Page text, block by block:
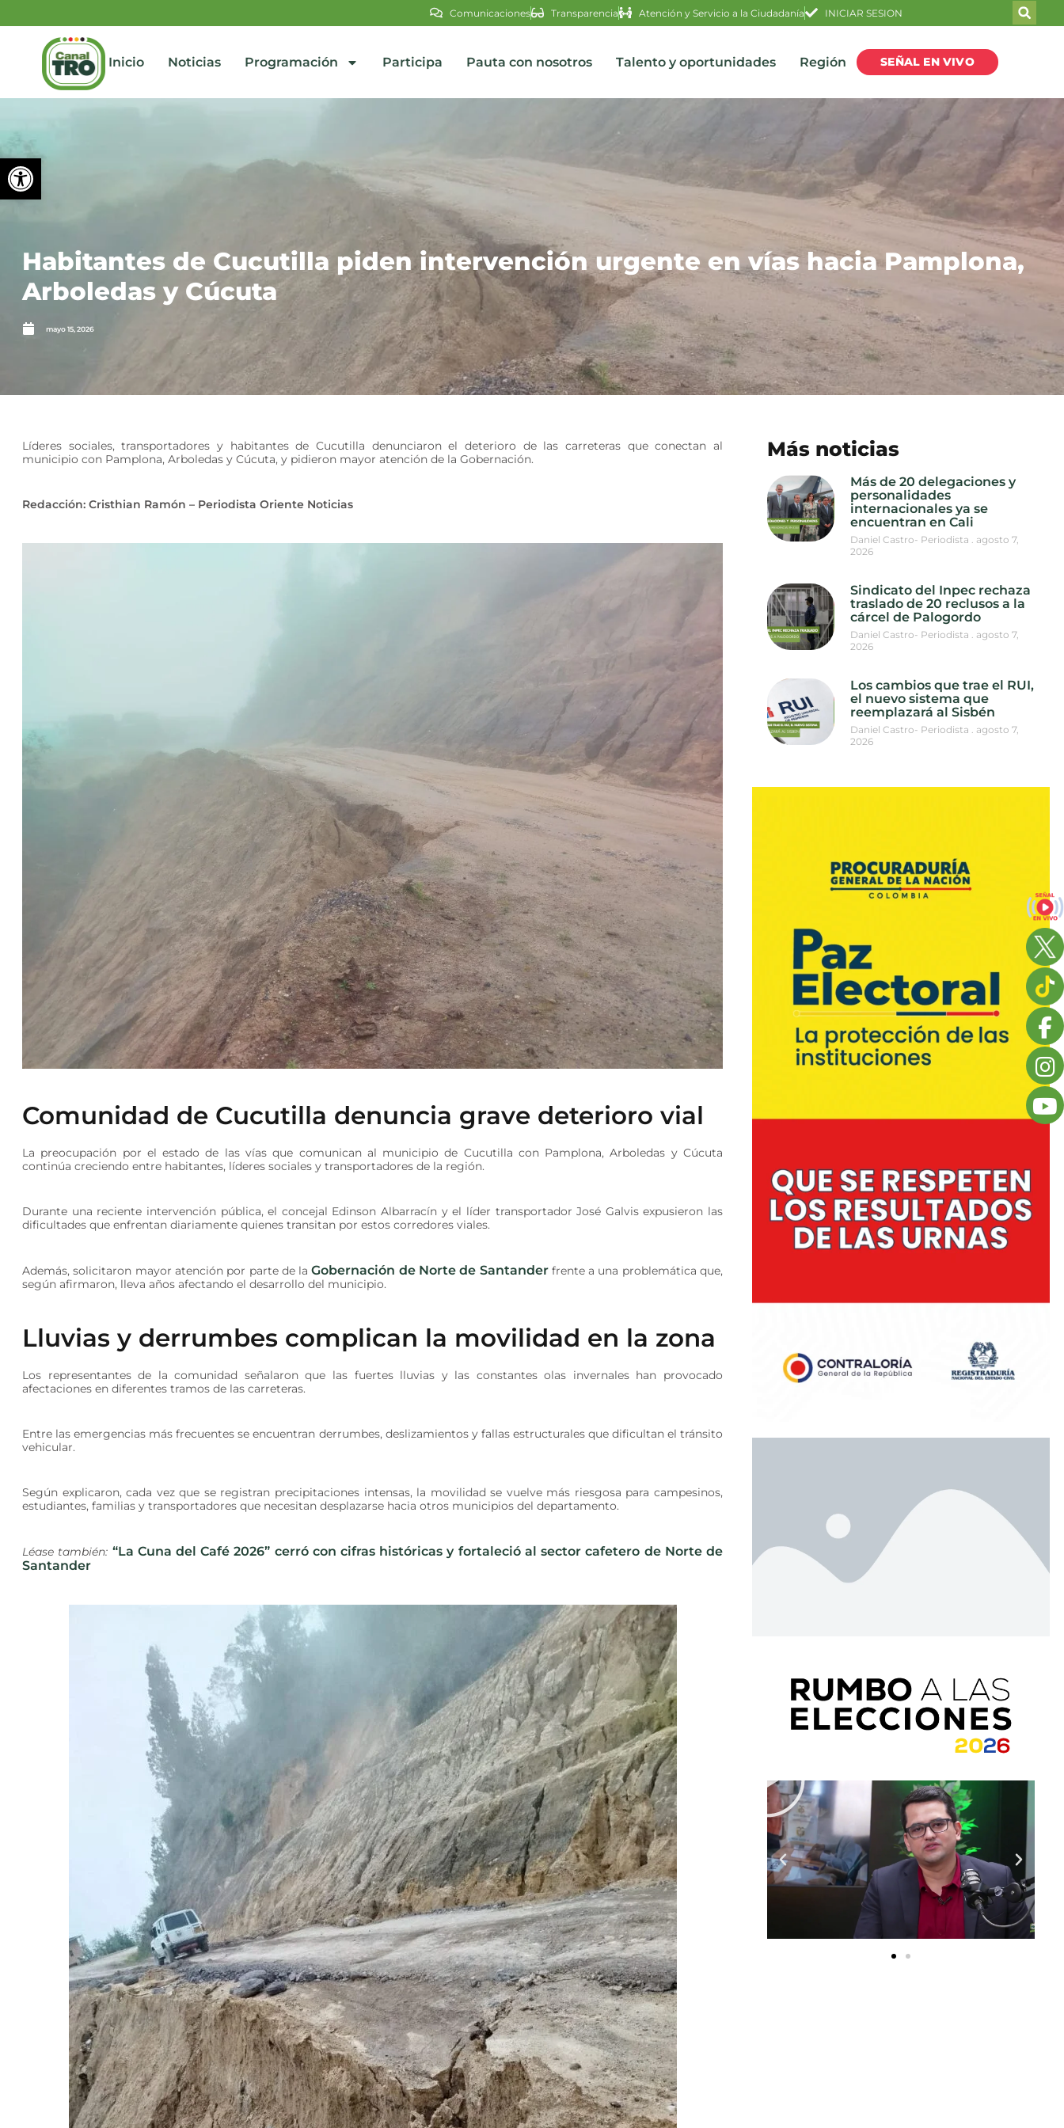
Abrir barra de herramientas
Comunicaciones Transparencia Atención y Servicio a la Ciudadanía INICIAR SESION
Inicio Noticias Programación Participa Pauta con nosotros Talento y oportunidades Región SEÑAL EN VIVO
Habitantes de Cucutilla piden intervención urgente en vías hacia Pamplona,
Arboledas y Cúcuta
mayo 15, 2026
Líderes sociales, transportadores y habitantes de Cucutilla denunciaron el deterioro de las carreteras que conectan al
municipio con Pamplona, Arboledas y Cúcuta, y pidieron mayor atención de la Gobernación.
Redacción: Cristhian Ramón – Periodista Oriente Noticias
Comunidad de Cucutilla denuncia grave deterioro vial
La preocupación por el estado de las vías que comunican al municipio de Cucutilla con Pamplona, Arboledas y Cúcuta
continúa creciendo entre habitantes, líderes sociales y transportadores de la región.
Durante una reciente intervención pública, el concejal Edinson Albarracín y el líder transportador José Galvis expusieron las
dificultades que enfrentan diariamente quienes transitan por estos corredores viales.
Además, solicitaron mayor atención por parte de laGobernación de Norte de Santander frente a una problemática que,
según afirmaron, lleva años afectando el desarrollo del municipio.
Lluvias y derrumbes complican la movilidad en la zona
Los representantes de la comunidad señalaron que las fuertes lluvias y las constantes olas invernales han provocado
afectaciones en diferentes tramos de las carreteras.
Entre las emergencias más frecuentes se encuentran derrumbes, deslizamientos y fallas estructurales que dificultan el tránsito
vehicular.
Según explicaron, cada vez que se registran precipitaciones intensas, la movilidad se vuelve más riesgosa para campesinos,
estudiantes, familias y transportadores que necesitan desplazarse hacia otros municipios del departamento.
Léase también: “La Cuna del Café 2026” cerró con cifras históricas y fortaleció al sector cafetero de Norte de
Santander
Más noticias
Más de 20 delegaciones y
personalidades
internacionales ya se
encuentran en Cali
Daniel Castro- Periodista
agosto 7,
2026
Sindicato del Inpec rechaza
traslado de 20 reclusos a la
cárcel de Palogordo
Daniel Castro- Periodista
agosto 7,
2026
Los cambios que trae el RUI,
el nuevo sistema que
reemplazará al Sisbén
Daniel Castro- Periodista
agosto 7,
2026